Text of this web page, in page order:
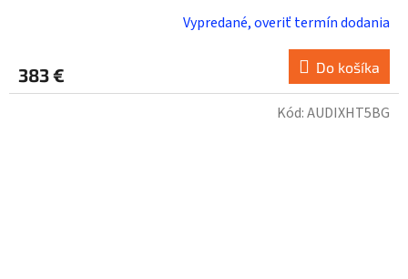
Vypredané, overiť termín dodania
383 € Do košíka
Kód:AUDIXHT5BG